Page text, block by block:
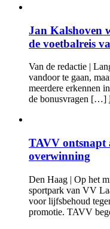
Jan Kalshoven
de voetbalreis
Van de redactie |
vandoor te gaan,
meerdere erkennen
de bonusvragen […]
TAVV ontsnapt
overwinning
Den Haag | Op het
sportpark van VV
voor lijfsbehoud
promotie. TAVV